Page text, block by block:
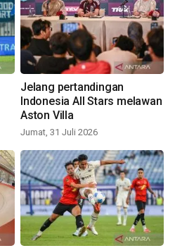
Jelang pertandingan
Indonesia All Stars melawan
Aston Villa
Jumat, 31 Juli 2026